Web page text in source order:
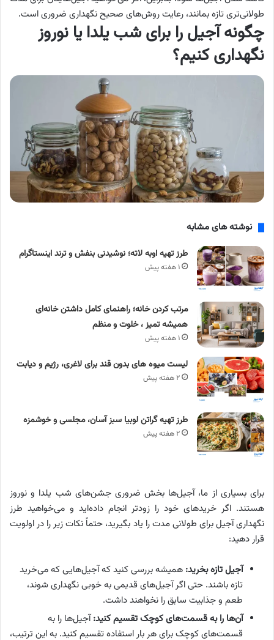
طولانی‌تری تازه بمانند، رعایت روش‌های صحیح نگهداری ضروری است.
چگونه آجیل را برای شب یلدا یا نوروز
نگهداری کنیم؟
نوشته های مشابه
طرز تهیه اوبه لاته؛ نوشیدنی بنفش و ترند اینستاگرام
۱ هفته پیش
مرتب کردن خانه؛ راهنمای کامل داشتن خانه‌ای
همیشه تمیز ، خلوت و منظم
۱ هفته پیش
لیست میوه های بدون قند برای لاغری، رژیم و دیابت
۲ هفته پیش
طرز تهیه گراتن لوبیا سبز آسان، مجلسی و خوشمزه
۲ هفته پیش
برای بسیاری از ما، آجیل‌ها بخش ضروری جشن‌های شب یلدا و نوروز
هستند. اگر خریدهای خود را زودتر انجام داده‌اید و می‌خواهید طرز
نگهداری آجیل برای طولانی مدت را یاد بگیرید، حتماً نکات زیر را در اولویت
قرار دهید:
آجیل تازه بخرید: همیشه بررسی کنید که آجیل‌هایی که می‌خرید
تازه باشند. حتی اگر آجیل‌های قدیمی به خوبی نگهداری شوند،
طعم و جذابیت سابق را نخواهند داشت.
آن‌ها را به قسمت‌های کوچک تقسیم کنید:آجیل‌ها را به
قسمت‌های کوچک برای هر بار استفاده تقسیم کنید. به این ترتیب،